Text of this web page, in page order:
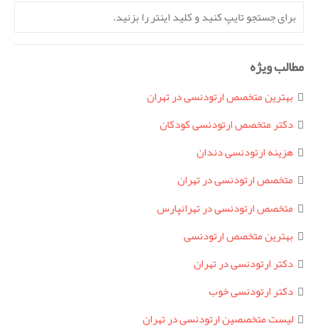
مطالب ویژه
بهترین متخصص ارتودنسی در تهران
دکتر متخصص ارتودنسی کودکان
هزینه ارتودنسی دندان
متخصص ارتودنسی در تهران
متخصص ارتودنسی در تهرانپارس
بهترین متخصص ارتودنسی
دکتر ارتودنسی در تهران
دکتر ارتودنسی خوب
لیست متخصصین ارتودنسی در تهران